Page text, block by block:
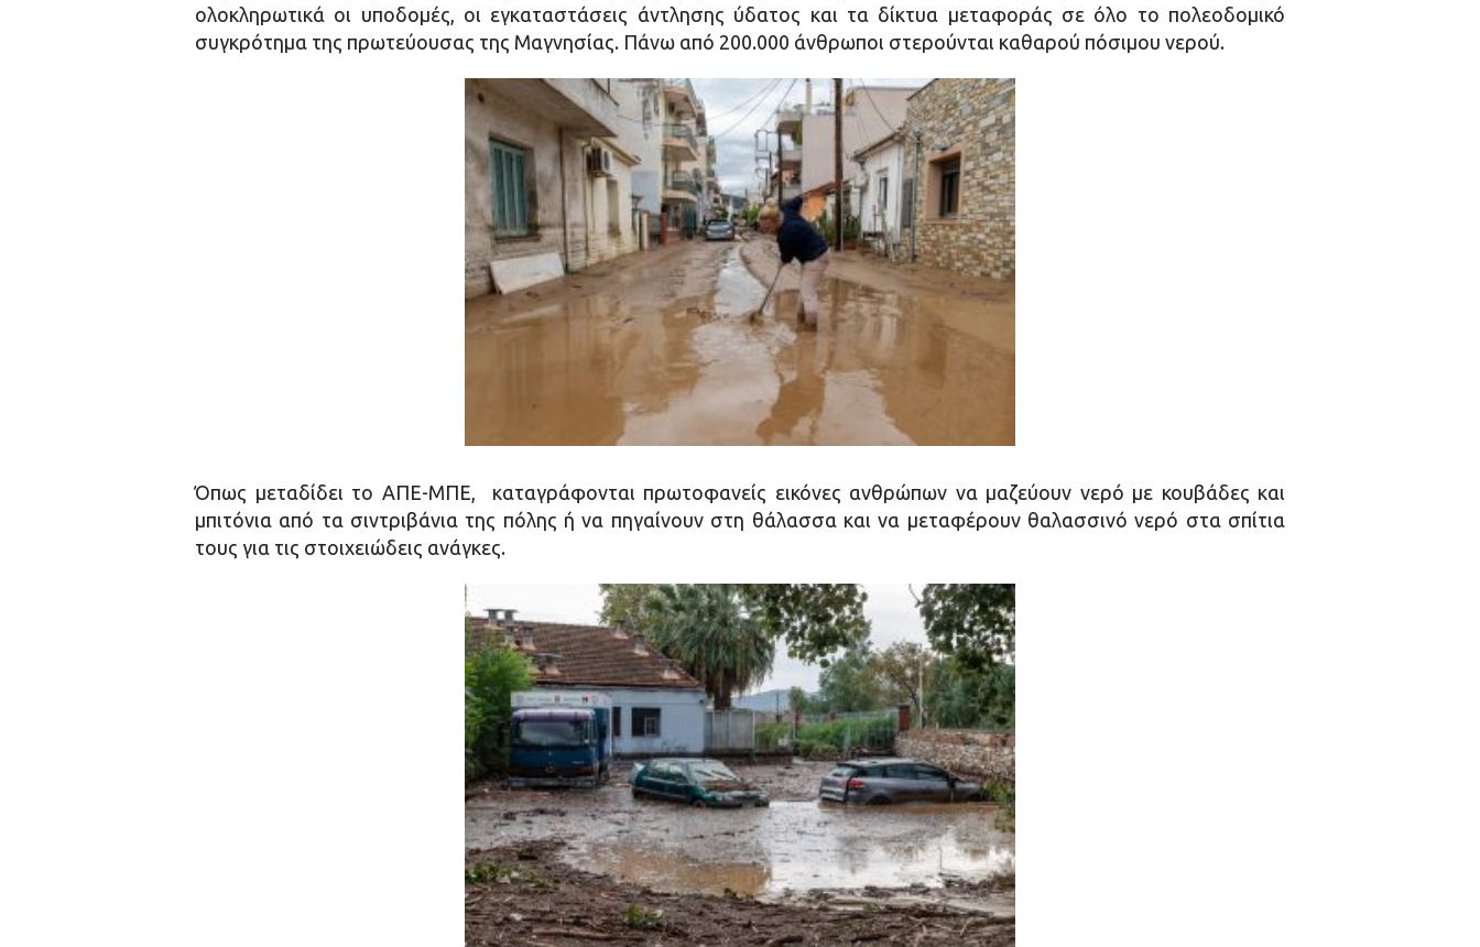
ολοκληρωτικά οι υποδομές, οι εγκαταστάσεις άντλησης ύδατος και τα δίκτυα μεταφοράς σε όλο το πολεοδομικό
συγκρότημα της πρωτεύουσας της Μαγνησίας. Πάνω από 200.000 άνθρωποι στερούνται καθαρού πόσιμου νερού.
Όπως μεταδίδει το ΑΠΕ-ΜΠΕ, καταγράφονται πρωτοφανείς εικόνες ανθρώπων να μαζεύουν νερό με κουβάδες και
μπιτόνια από τα σιντριβάνια της πόλης ή να πηγαίνουν στη θάλασσα και να μεταφέρουν θαλασσινό νερό στα σπίτια
τους για τις στοιχειώδεις ανάγκες.